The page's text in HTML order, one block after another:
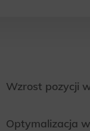
Wzrost pozycji
Optymalizacja